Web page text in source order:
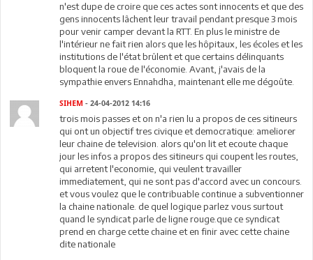
n'est dupe de croire que ces actes sont innocents et que des
gens innocents lâchent leur travail pendant presque 3 mois
pour venir camper devant la RTT. En plus le ministre de
l'intérieur ne fait rien alors que les hôpitaux, les écoles et les
institutions de l'état brûlent et que certains délinquants
bloquent la roue de l'économie. Avant, j'avais de la
sympathie envers Ennahdha, maintenant elle me dégoûte.
SIHEM - 24-04-2012 14:16
trois mois passes et on n'a rien lu a propos de ces sitineurs
qui ont un objectif tres civique et democratique: ameliorer
leur chaine de television. alors qu'on lit et ecoute chaque
jour les infos a propos des sitineurs qui coupent les routes,
qui arretent l'economie, qui veulent travailler
immediatement, qui ne sont pas d'accord avec un concours.
et vous voulez que le contribuable continue a subventionner
la chaine nationale. de quel logique parlez vous surtout
quand le syndicat parle de ligne rouge.que ce syndicat
prend en charge cette chaine et en finir avec cette chaine
dite nationale